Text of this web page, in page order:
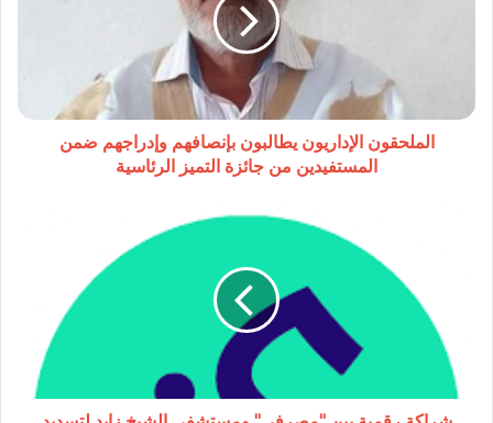
جائزة
الملحقون الإداريون يطالبون بإنصافهم وإدراجهم ضمن
المستفيدين من جائزة التميز الرئاسية
ومستشفى
لتسديد
الرسوم
الصحية